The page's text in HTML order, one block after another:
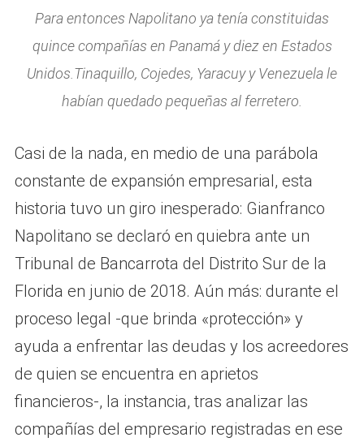
Para entonces Napolitano ya tenía constituidas
quince compañías en Panamá y diez en Estados
Unidos.Tinaquillo, Cojedes, Yaracuy y Venezuela le
habían quedado pequeñas al ferretero.
Casi de la nada, en medio de una parábola
constante de expansión empresarial, esta
historia tuvo un giro inesperado: Gianfranco
Napolitano se declaró en quiebra ante un
Tribunal de Bancarrota del Distrito Sur de la
Florida en junio de 2018. Aún más: durante el
proceso legal -que brinda «protección» y
ayuda a enfrentar las deudas y los acreedores
de quien se encuentra en aprietos
financieros-, la instancia, tras analizar las
compañías del empresario registradas en ese